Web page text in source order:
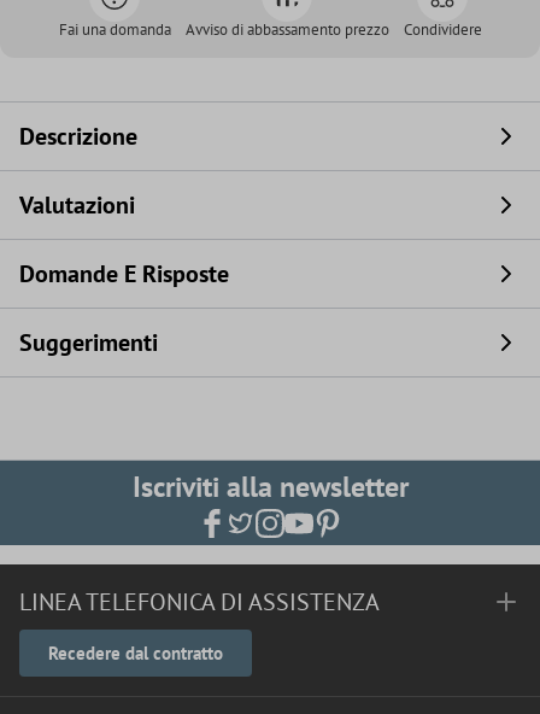
Fai una domanda Avviso di abbassamento prezzo Condividere
Descrizione
Valutazioni
Domande E Risposte
Suggerimenti
Iscriviti alla newsletter
LINEA TELEFONICA DI ASSISTENZA
Recedere dal contratto